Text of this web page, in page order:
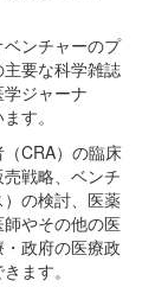
ンチャーのプ
要な科学雑誌
学ジャーナ
す。
CRA）の臨床
戦略、ベンチ
の検討、医薬
やその他の医
政府の医療政
ます。